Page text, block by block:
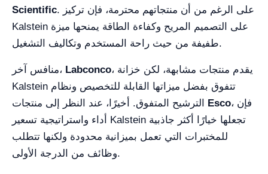
Scientific. على الرغم من أن منتجاتهم محترمة، فإن تركيز
Kalstein على التصميم المريح وكفاءة الطاقة يمنحها ميزة
طفيفة من حيث راحة المستخدم وتكاليف التشغيل.
منافس آخر، Labconco، يقدم منتجات مشابهة، لكن خزانة
Kalstein تتفوق بفضل ميزاتها القابلة للتخصيص ونظام
Esco، فإن
أداء واستراتيجية تسعير Kalstein تجعلها خيارًا أكثر جاذبية
للمختبرات التي تعمل بميزانية محدودة ولكنها تتطلب
وظائف من الدرجة الأولى.